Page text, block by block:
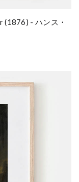
(1876) - ハンス・